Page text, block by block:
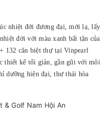
nhiệt đới đương đại, mới lạ, lấy
đới với màu xanh bất tận của
132 căn biệt thự tại Vinpearl
thiết kế tối giản, gần gũi với môi
dưỡng hiện đại, thư thái hòa